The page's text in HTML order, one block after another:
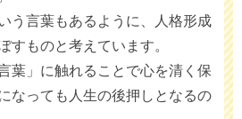
う言葉もあるように、人格形成
すものと考えています。
葉」に触れることで心を清く保
なっても人生の後押しとなるの